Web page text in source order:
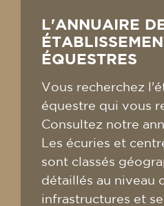
L'ANNUAIRE
ÉQUESTRES
Vous recherchez
équestre qui vous
Consultez notre
Les écuries et
sont classés
détaillés au niveau
infrastructures et